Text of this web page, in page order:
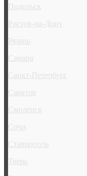
Подольск
Ростов-на-Дону
Рязань
Самара
Санкт-Петербург
Саратов
Смоленск
Сочи
Ставрополь
Тверь